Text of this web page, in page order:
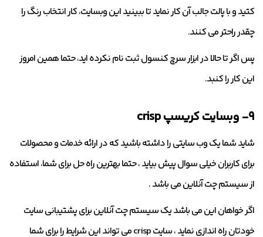
کتید و با پالت جالب آن کار نماید تا ببینید این وبسایت، کار انتخاب رنگ را
چقدر راحتر می کنند.
پس اگر تا حالا در ابزار سرچ کنسول ثبت نام نکرده اید، حتما همین امروز
این کار را کنبد.
۹- وبسایت کریسپ crisp
شاید شما یک وب سایتی را داشته باشید که در ارائه خدمات و محصولات
برای کاربران خیلی سوال پیش بیاید ، حتما بهترین راه حل برای شما، استفاده
از سیستم چت آنلاین می باشد .
اگر خواهان این می باشد یک سیستم چت آنلاین برای پشتیبانی سایت
خودتان راه اندازی نماید ، سایت crisp می تواند این شرایط را برای شما